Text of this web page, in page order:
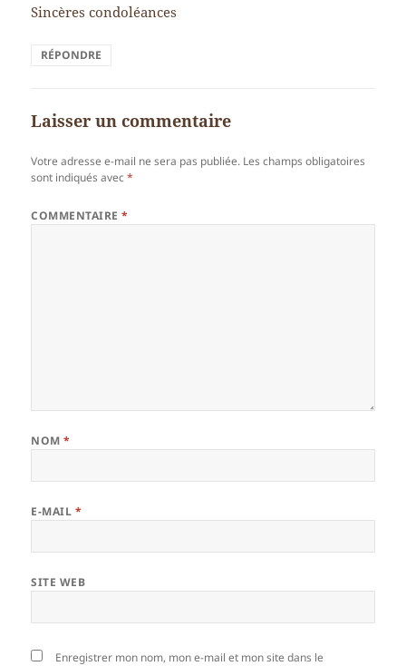
Sincères condoléances
RÉPONDRE
Laisser un commentaire
Votre adresse e-mail ne sera pas publiée. Les champs obligatoires
sont indiqués avec*
COMMENTAIRE*
NOM*
E-MAIL *
SITE WEB
Enregistrer mon nom, mon e-mail et mon site dans le